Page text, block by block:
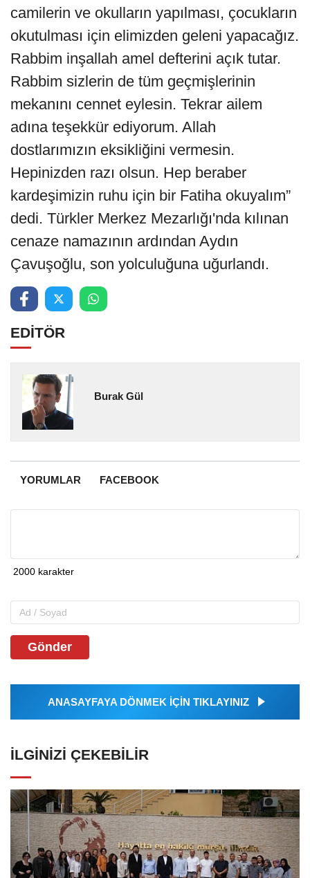
camilerin ve okulların yapılması, çocukların
okutulması için elimizden geleni yapacağız.
Rabbim inşallah amel defterini açık tutar.
Rabbim sizlerin de tüm geçmişlerinin
mekanını cennet eylesin. Tekrar ailem
adına teşekkür ediyorum. Allah
dostlarımızın eksikliğini vermesin.
Hepinizden razı olsun. Hep beraber
kardeşimizin ruhu için bir Fatiha okuyalım”
dedi. Türkler Merkez Mezarlığı'nda kılınan
cenaze namazının ardından Aydın
Çavuşoğlu, son yolculuğuna uğurlandı.
EDİTÖR
Burak Gül
YORUMLAR FACEBOOK
Gönder
ANASAYFAYA DÖNMEK İÇİN TIKLAYINIZ
İLGINIZI ÇEKEBILIR